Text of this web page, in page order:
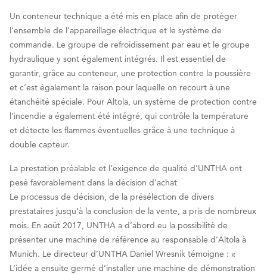
Un conteneur technique a été mis en place afin de protéger
l’ensemble de l’appareillage électrique et le système de
commande. Le groupe de refroidissement par eau et le groupe
hydraulique y sont également intégrés. Il est essentiel de
garantir, grâce au conteneur, une protection contre la poussière
et c’est également la raison pour laquelle on recourt à une
étanchéité spéciale. Pour Altola, un système de protection contre
l’incendie a également été intégré, qui contrôle la température
et détecte les flammes éventuelles grâce à une technique à
double capteur.
La prestation préalable et l’exigence de qualité d’UNTHA ont
pesé favorablement dans la décision d’achat
Le processus de décision, de la présélection de divers
prestataires jusqu’à la conclusion de la vente, a pris de nombreux
mois. En août 2017, UNTHA a d’abord eu la possibilité de
présenter une machine de référence au responsable d’Altola à
Munich. Le directeur d’UNTHA Daniel Wresnik témoigne : «
L’idée a ensuite germé d’installer une machine de démonstration